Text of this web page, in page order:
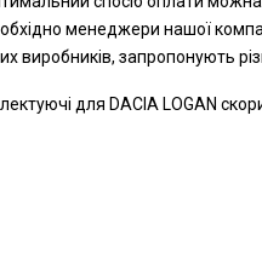
менеджери нашої
виробників, запропонують
для DACIA LOGAN